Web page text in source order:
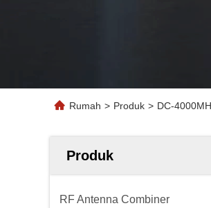
Rumah > Produk > DC-
Produk
RF Antenna Combiner